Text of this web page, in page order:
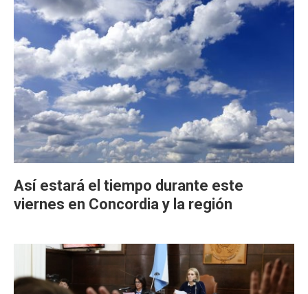
Así estará el tiempo durante este
viernes en Concordia y la región